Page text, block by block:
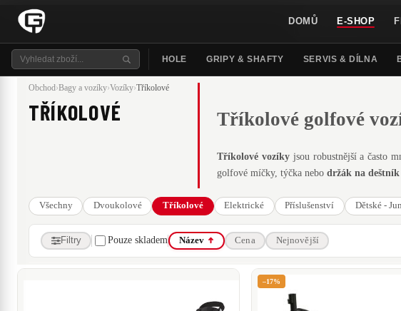
DOMŮ E-SHOP
HOLE GRIPY & SHAFTY SERVIS & DÍLNA
Obchod›Bagy a vozíky›Vozíky›Tříkolové
TŘÍKOLOVÉ Tříkolové golfové
Tříkolové vozíkyjsou robustnější a často
golfové míčky, týčka nebo držák na deštník
Všechny Dvoukolové Tříkolové Elektrické Příslušenství Dětské -
Filtry Pouze skladem Název Cena Nejnovější
–17%